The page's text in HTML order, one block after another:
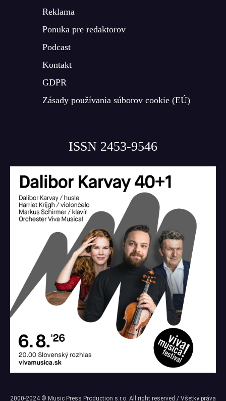
Reklama
Ponuka pre redaktorov
Podcast
Kontakt
GDPR
Zásady používania súborov cookie (EÚ)
ISSN 2453-9546
2000-2024 © Music Press Production s.r.o. All right reserved / Všetky práva